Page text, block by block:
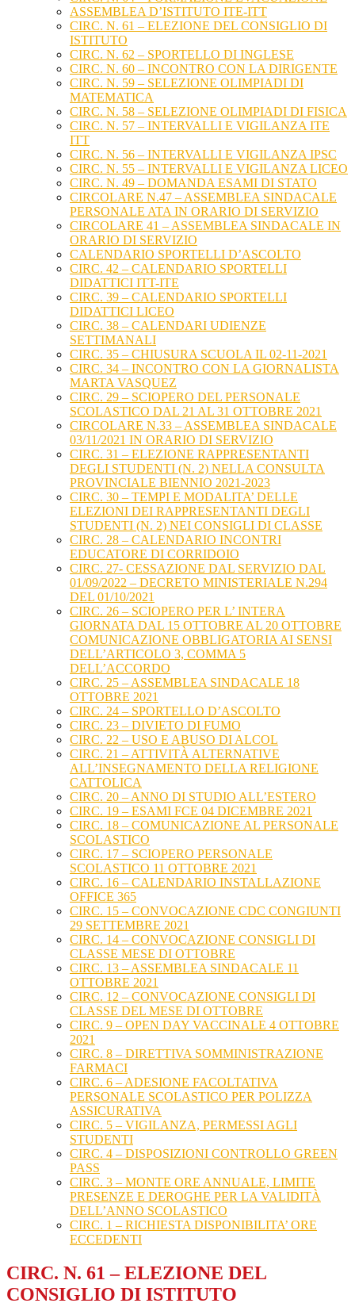
ASSEMBLEA D’ISTITUTO ITE-ITT
CIRC. N. 61 – ELEZIONE DEL CONSIGLIO DI
ISTITUTO
CIRC. N. 62 – SPORTELLO DI INGLESE
CIRC. N. 60 – INCONTRO CON LA DIRIGENTE
CIRC. N. 59 – SELEZIONE OLIMPIADI DI
MATEMATICA
CIRC. N. 58 – SELEZIONE OLIMPIADI DI FISICA
CIRC. N. 57 – INTERVALLI E VIGILANZA ITE
ITT
CIRC. N. 56 – INTERVALLI E VIGILANZA IPSC
CIRC. N. 55 – INTERVALLI E VIGILANZA LICEO
CIRC. N. 49 – DOMANDA ESAMI DI STATO
CIRCOLARE N.47 – ASSEMBLEA SINDACALE
PERSONALE ATA IN ORARIO DI SERVIZIO
CIRCOLARE 41 – ASSEMBLEA SINDACALE IN
ORARIO DI SERVIZIO
CALENDARIO SPORTELLI D’ASCOLTO
CIRC. 42 – CALENDARIO SPORTELLI
DIDATTICI ITT-ITE
CIRC. 39 – CALENDARIO SPORTELLI
DIDATTICI LICEO
CIRC. 38 – CALENDARI UDIENZE
SETTIMANALI
CIRC. 35 – CHIUSURA SCUOLA IL 02-11-2021
CIRC. 34 – INCONTRO CON LA GIORNALISTA
MARTA VASQUEZ
CIRC. 29 – SCIOPERO DEL PERSONALE
SCOLASTICO DAL 21 AL 31 OTTOBRE 2021
CIRCOLARE N.33 – ASSEMBLEA SINDACALE
03/11/2021 IN ORARIO DI SERVIZIO
CIRC. 31 – ELEZIONE RAPPRESENTANTI
DEGLI STUDENTI (N. 2) NELLA CONSULTA
PROVINCIALE BIENNIO 2021-2023
CIRC. 30 – TEMPI E MODALITA’ DELLE
ELEZIONI DEI RAPPRESENTANTI DEGLI
STUDENTI (N. 2) NEI CONSIGLI DI CLASSE
CIRC. 28 – CALENDARIO INCONTRI
EDUCATORE DI CORRIDOIO
CIRC. 27- CESSAZIONE DAL SERVIZIO DAL
01/09/2022 – DECRETO MINISTERIALE N.294
DEL 01/10/2021
CIRC. 26 – SCIOPERO PER L’ INTERA
GIORNATA DAL 15 OTTOBRE AL 20 OTTOBRE
COMUNICAZIONE OBBLIGATORIA AI SENSI
DELL’ARTICOLO 3, COMMA 5
DELL’ACCORDO
CIRC. 25 – ASSEMBLEA SINDACALE 18
OTTOBRE 2021
CIRC. 24 – SPORTELLO D’ASCOLTO
CIRC. 23 – DIVIETO DI FUMO
CIRC. 22 – USO E ABUSO DI ALCOL
CIRC. 21 – ATTIVITÀ ALTERNATIVE
ALL’INSEGNAMENTO DELLA RELIGIONE
CATTOLICA
CIRC. 20 – ANNO DI STUDIO ALL’ESTERO
CIRC. 19 – ESAMI FCE 04 DICEMBRE 2021
CIRC. 18 – COMUNICAZIONE AL PERSONALE
SCOLASTICO
CIRC. 17 – SCIOPERO PERSONALE
SCOLASTICO 11 OTTOBRE 2021
CIRC. 16 – CALENDARIO INSTALLAZIONE
OFFICE 365
CIRC. 15 – CONVOCAZIONE CDC CONGIUNTI
29 SETTEMBRE 2021
CIRC. 14 – CONVOCAZIONE CONSIGLI DI
CLASSE MESE DI OTTOBRE
CIRC. 13 – ASSEMBLEA SINDACALE 11
OTTOBRE 2021
CIRC. 12 – CONVOCAZIONE CONSIGLI DI
CLASSE DEL MESE DI OTTOBRE
CIRC. 9 – OPEN DAY VACCINALE 4 OTTOBRE
2021
CIRC. 8 – DIRETTIVA SOMMINISTRAZIONE
FARMACI
CIRC. 6 – ADESIONE FACOLTATIVA
PERSONALE SCOLASTICO PER POLIZZA
ASSICURATIVA
CIRC. 5 – VIGILANZA, PERMESSI AGLI
STUDENTI
CIRC. 4 – DISPOSIZIONI CONTROLLO GREEN
PASS
CIRC. 3 – MONTE ORE ANNUALE, LIMITE
PRESENZE E DEROGHE PER LA VALIDITÀ
DELL’ANNO SCOLASTICO
CIRC. 1 – RICHIESTA DISPONIBILITA’ ORE
ECCEDENTI
CIRC. N. 61 – ELEZIONE DEL
CONSIGLIO DI ISTITUTO